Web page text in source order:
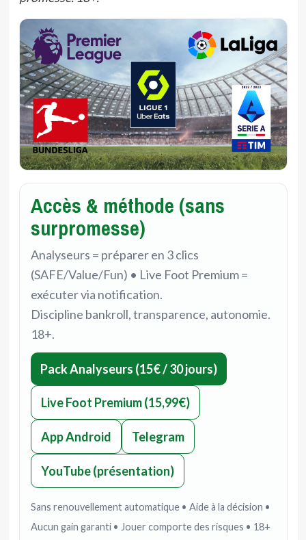
Accès & méthode (sans
surpromesse)
Analyseurs = préparer en 3 clics
(SAFE/Value/Fun) • Live Foot Premium =
exécuter via notification.
Discipline bankroll, transparence, autonomie.
18+.
Pack Analyseurs (15€ / 30 jours)
Live Foot Premium (15,99€)
App Android Telegram
YouTube (présentation)
Sans renouvellement automatique • Aide à la décision •
Aucun gain garanti • Jouer comporte des risques • 18+